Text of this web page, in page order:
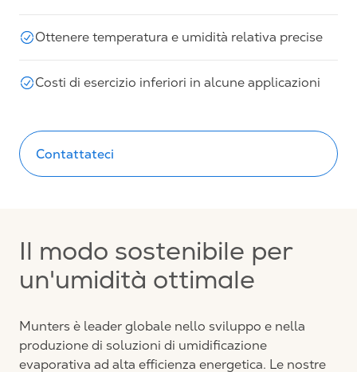
Ottenere temperatura e umidità relativa precise
Costi di esercizio inferiori in alcune applicazioni
Contattateci
Il modo sostenibile per
un'umidità ottimale
Munters è leader globale nello sviluppo e nella
produzione di soluzioni di umidificazione
evaporativa ad alta efficienza energetica. Le nostre